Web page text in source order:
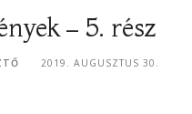
– 5. rész
2019. AUGUSZTUS 30.